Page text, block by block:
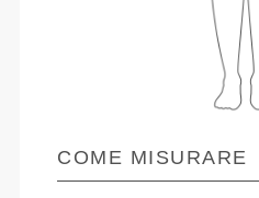
COME MISURARE